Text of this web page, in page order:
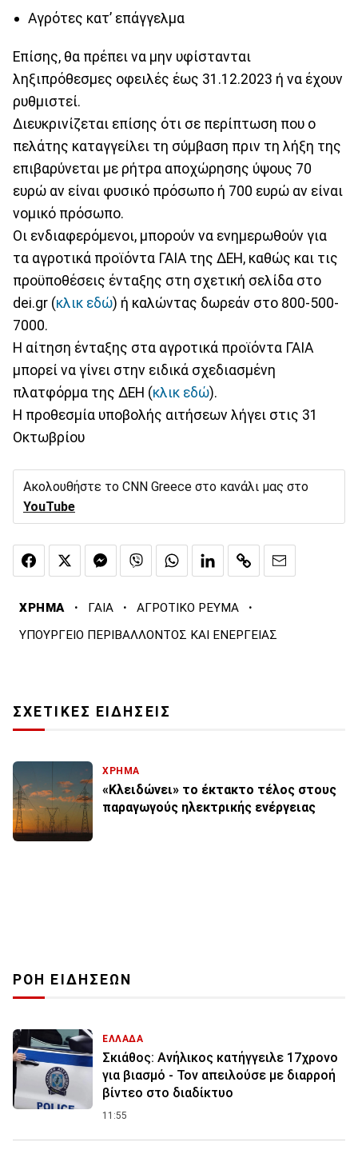
Αγρότες κατ’ επάγγελμα
Επίσης, θα πρέπει να μην υφίστανται
ληξιπρόθεσμες οφειλές έως 31.12.2023 ή να έχουν
ρυθμιστεί.
Διευκρινίζεται επίσης ότι σε περίπτωση που ο
πελάτης καταγγείλει τη σύμβαση πριν τη λήξη της
επιβαρύνεται με ρήτρα αποχώρησης ύψους 70
ευρώ αν είναι φυσικό πρόσωπο ή 700 ευρώ αν είναι
νομικό πρόσωπο.
Οι ενδιαφερόμενοι, μπορούν να ενημερωθούν για
τα αγροτικά προϊόντα ΓΑΙΑ της ΔΕΗ, καθώς και τις
προϋποθέσεις ένταξης στη σχετική σελίδα στο
dei.gr (κλικ εδώ) ή καλώντας δωρεάν στο 800-500-
7000.
Η αίτηση ένταξης στα αγροτικά προϊόντα ΓΑΙΑ
μπορεί να γίνει στην ειδικά σχεδιασμένη
πλατφόρμα της ΔΕΗ (κλικ εδώ).
H προθεσμία υποβολής αιτήσεων λήγει στις 31
Οκτωβρίου
Ακολουθήστε το CNN Greece στο κανάλι μας στο
YouTube
ΧΡΗΜΑ · ΓΑΙΑ · ΑΓΡΟΤΙΚΟ ΡΕΥΜΑ ·
ΥΠΟΥΡΓΕΙΟ ΠΕΡΙΒΑΛΛΟΝΤΟΣ ΚΑΙ ΕΝΕΡΓΕΙΑΣ
ΣΧΕΤΙΚΕΣ ΕΙΔΗΣΕΙΣ
ΧΡΗΜΑ
«Κλειδώνει» το έκτακτο τέλος στους
παραγωγούς ηλεκτρικής ενέργειας
ΡΟΗ ΕΙΔΗΣΕΩΝ
ΕΛΛΑΔΑ
Σκιάθος: Ανήλικος κατήγγειλε 17χρονο
για βιασμό - Τον απειλούσε με διαρροή
βίντεο στο διαδίκτυο
11:55